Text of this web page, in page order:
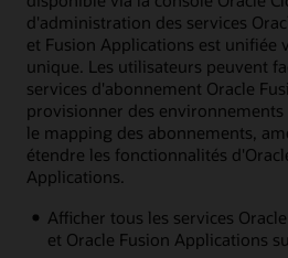
d'administration des services
et Fusion Applications est unifiée
unique. Les utilisateurs peuvent
services d'abonnement Oracle
provisionner des
le mapping des abonnements,
étendre les fonctionnalités
Applications.
Afficher tous les services
et Oracle Fusion Applications